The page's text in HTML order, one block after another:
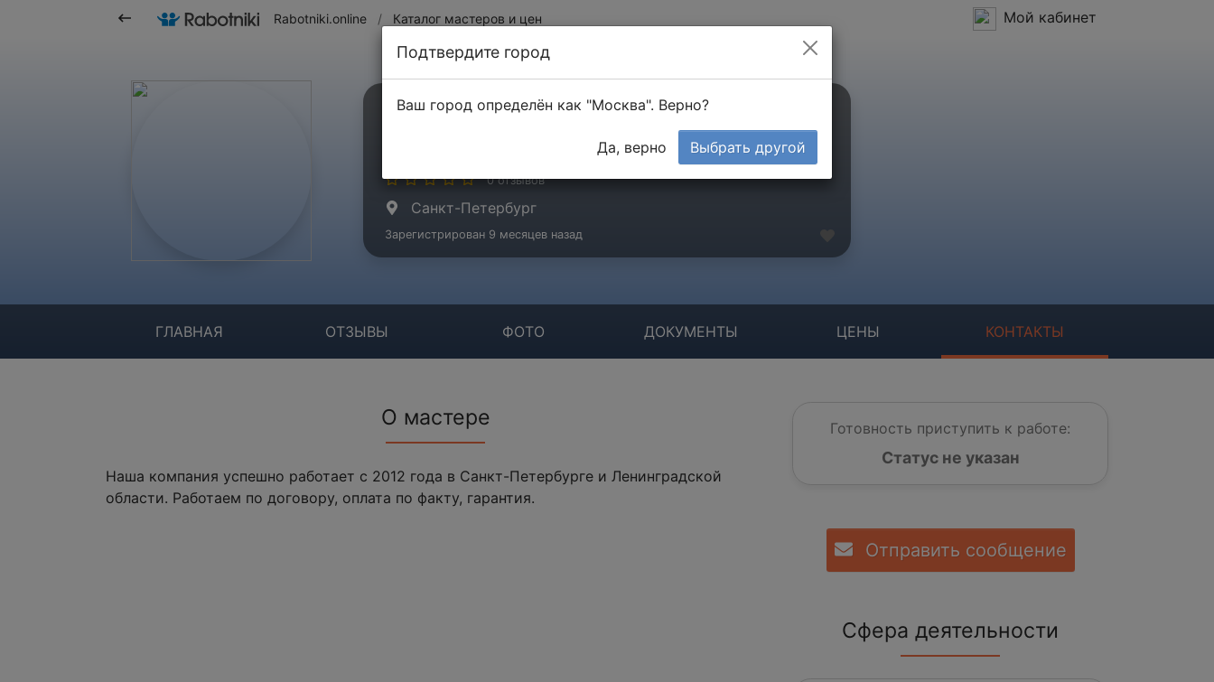
Rabotniki.online / Каталог мастеров и цен Мой кабинет
ООО "Реформа"
0 отзывов
Санкт-Петербург
Зарегистрирован 9 месяцев назад
ГЛАВНАЯ ОТЗЫВЫ ФОТО ДОКУМЕНТЫ ЦЕНЫ КОНТАКТЫ
О мастере
Наша компания успешно работает с 2012 года в Санкт-Петербурге и Ленинградской
области. Работаем по договору, оплата по факту, гарантия.
Готовность приступить к работе:
Статус не указан
Отправить сообщение
Сфера деятельности
Подтвердите город
Ваш город определён как "Москва". Верно?
Да, верно Выбрать другой